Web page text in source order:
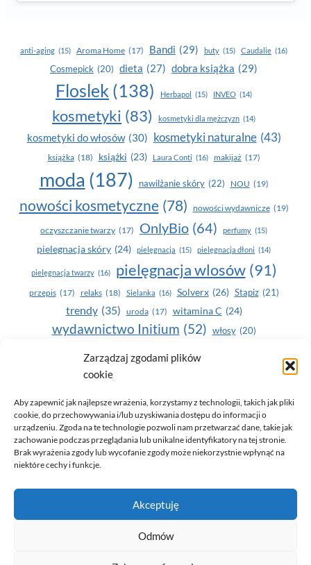
Zarządzaj zgodami plików
cookie
Aby zapewnić jak najlepsze wrażenia, korzystamy z technologii, takich jak pliki
cookie, do przechowywania i/lub uzyskiwania dostępu do informacji o
urządzeniu. Zgoda na te technologie pozwoli nam przetwarzać dane, takie jak
zachowanie podczas przeglądania lub unikalne identyfikatory na tej stronie.
Brak wyrażenia zgody lub wycofanie zgody może niekorzystnie wpłynąć na
niektóre cechy i funkcje.
Akceptuję
Odmów
anti-aging (15) Aroma Home (17) Bandi (29) buty (15) Caudalie (16)
Cosmepick (20) dieta (27) dobra książka (29)
Floslek (138) Herbapol (15) INVEO (14)
kosmetyki (83) kosmetyki dla mężczyzn (14)
kosmetyki do włosów (30) kosmetyki naturalne (43)
książka (18) książki (23) Laura Conti (16) makijaż (17)
moda (187) nawilżanie skóry (22) NOU (19)
nowości kosmetyczne (78) nowości wydawnicze (19)
oczyszczanie twarzy (17) OnlyBio (64) perfumy (15)
pielegnacja skóry (24) pielęgnacja (15) pielęgnacja dłoni (14)
pielęgnacja twarzy (16) pielęgnacja wlosów (91)
przepis (17) relaks (18) Sielanka (16) Solverx (26) Stapiz (21)
trendy (35) uroda (17) witamina C (24)
wydawnictwo Initium (52) włosy (20)
Yasumi(164) zdrowe zęby
zdrowie
© 2026 Only You - portal dla kobiet (uroda, moda, zdrowie)
opracowanie:AZDOBRESTRONY